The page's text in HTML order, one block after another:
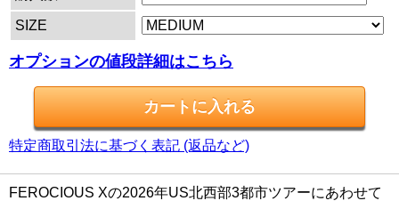
SIZE
オプションの値段詳細はこちら
特定商取引法に基づく表記 (返品など)
FEROCIOUS Xの2026年US北西部3都市ツアーにあわせて